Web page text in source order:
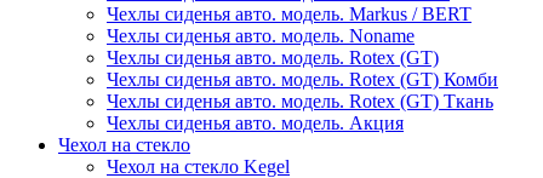
Чехлы сиденья авто. модель. Markus / BERT
Чехлы сиденья авто. модель. Noname
Чехлы сиденья авто. модель. Rotex (GT)
Чехлы сиденья авто. модель. Rotex (GT) Комби
Чехлы сиденья авто. модель. Rotex (GT) Ткань
Чехлы сиденья авто. модель. Акция
Чехол на стекло
Чехол на стекло Kegel